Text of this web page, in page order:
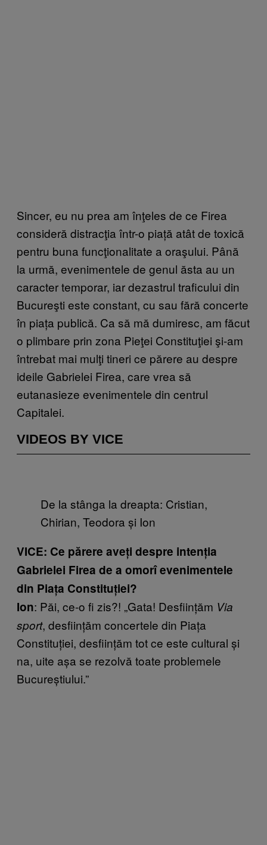
Sincer, eu nu prea am înţeles de ce Firea
consideră distracţia într-o piață atât de toxică
pentru buna funcţionalitate a oraşului. Până
la urmă, evenimentele de genul ăsta au un
caracter temporar, iar dezastrul traficului din
Bucureşti este constant, cu sau fără concerte
în piața publică. Ca să mă dumiresc, am făcut
o plimbare prin zona Pieţei Constituţiei şi-am
întrebat mai mulţi tineri ce părere au despre
ideile Gabrielei Firea, care vrea să
eutanasieze evenimentele din centrul
Capitalei.
VIDEOS BY VICE
De la stânga la dreapta: Cristian,
Chirian, Teodora și Ion
VICE: Ce părere aveți despre intenția
Gabrielei Firea de a omorî evenimentele
din Piaţa Constituţiei?
Ion: Păi, ce-o fi zis?! „Gata! Desfiinţăm Via
sport, desfiinţăm concertele din Piaţa
Constituţiei, desfiinţăm tot ce este cultural şi
na, uite așa se rezolvă toate problemele
Bucureştiului.”